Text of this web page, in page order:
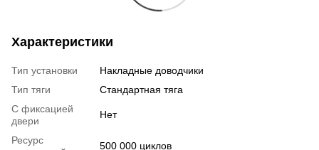
Характеристики
Тип установки
Накладные доводчики
Тип тяги
Стандартная тяга
С фиксацией
двери
Нет
Ресурс
500 000 циклов